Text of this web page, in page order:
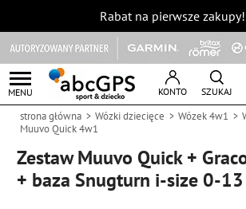
Rabat na pierwsze zakupy!
MENU KONTO SZUKAJ
strona główna Wózki dziecięce Wózek 4w1
Muuvo Quick 4w1
Zestaw Muuvo Quick +
+ baza Snugturn i-size 0-